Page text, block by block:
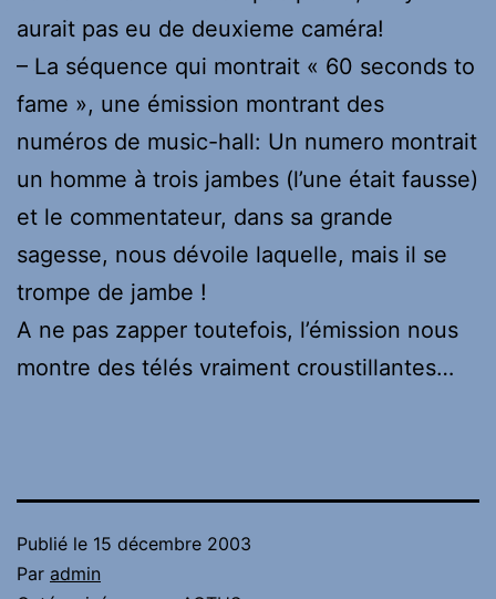
aurait pas eu de deuxieme caméra!
– La séquence qui montrait « 60 seconds to
fame », une émission montrant des
numéros de music-hall: Un numero montrait
un homme à trois jambes (l’une était fausse)
et le commentateur, dans sa grande
sagesse, nous dévoile laquelle, mais il se
trompe de jambe !
A ne pas zapper toutefois, l’émission nous
montre des télés vraiment croustillantes…
Publié le 15 décembre 2003
Par admin